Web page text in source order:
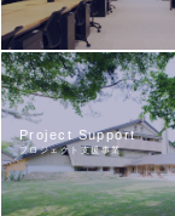
プランニング／空間プ
ントラクト／インテリアコ
フルオーダー家具・照
サポート
アートワーク
LABOTTO CASA／専
／アニースローン
インテリアショップ
Project Support
プロジェクト支援事業